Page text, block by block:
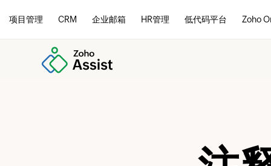
项目管理 CRM 企业邮箱 HR管理 低代码平台 Zoho